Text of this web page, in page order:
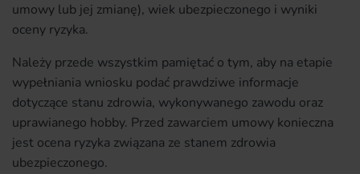
umowy lub jej zmianę), wiek ubezpieczonego i wyniki
oceny ryzyka.
Należy przede wszystkim pamiętać o tym, aby na etapie
wypełniania wniosku podać prawdziwe informacje
dotyczące stanu zdrowia, wykonywanego zawodu oraz
uprawianego hobby. Przed zawarciem umowy konieczna
jest ocena ryzyka związana ze stanem zdrowia
ubezpieczonego.